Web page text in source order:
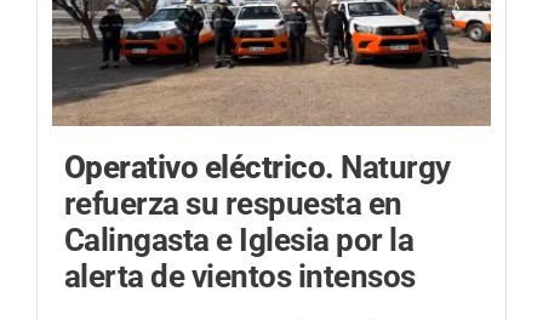
Operativo eléctrico. Naturgy
refuerza su respuesta en
Calingasta e Iglesia por la
alerta de vientos intensos